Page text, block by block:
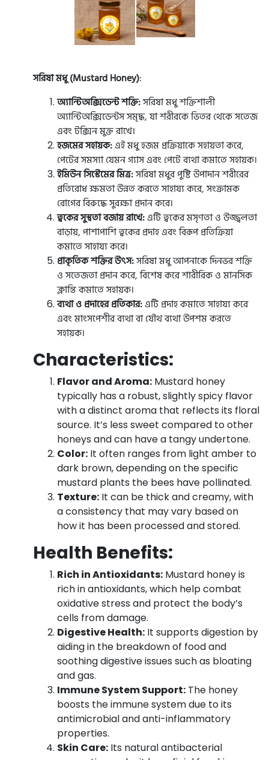
সরিষা মধু (Mustard Honey):
অ্যান্টিঅক্সিডেন্ট শক্তি:সরিষা মধু শক্তিশালী
অ্যান্টিঅক্সিডেন্টস সমৃদ্ধ, যা শরীরকে ভিতর থেকে সতেজ
এবং টক্সিন মুক্ত রাখে।
হজমের সহায়ক:এই মধু হজম প্রক্রিয়াকে সহায়তা করে,
পেটের সমস্যা যেমন গ্যাস এবং পেটে ব্যথা কমাতে সহায়ক।
ইমিউন সিস্টেমের মিত্র:সরিষা মধুর পুষ্টি উপাদান শরীরের
প্রতিরোধ ক্ষমতা উন্নত করতে সাহায্য করে, সংক্রামক
রোগের বিরুদ্ধে সুরক্ষা প্রদান করে।
ত্বকের সুস্থতা বজায় রাখে:এটি ত্বকের মসৃণতা ও উজ্জ্বলতা
বাড়ায়, পাশাপাশি ত্বকের প্রদাহ এবং বিরূপ প্রতিক্রিয়া
কমাতে সাহায্য করে।
প্রাকৃতিক শক্তির উৎস:সরিষা মধু আপনাকে দিনভর শক্তি
ও সতেজতা প্রদান করে, বিশেষ করে শারীরিক ও মানসিক
ক্লান্তি কমাতে সহায়ক।
ব্যথা ও প্রদাহের প্রতিকার:এটি প্রদাহ কমাতে সাহায্য করে
এবং মাংসপেশীর ব্যথা বা যৌথ ব্যথা উপশম করতে
সহায়ক।
Characteristics:
Flavor and Aroma: Mustard honey
typically has a robust, slightly spicy flavor
with a distinct aroma that reflects its floral
source. It’s less sweet compared to other
honeys and can have a tangy undertone.
Color: It often ranges from light amber to
dark brown, depending on the specific
mustard plants the bees have pollinated.
Texture: It can be thick and creamy, with
a consistency that may vary based on
how it has been processed and stored.
Health Benefits:
Rich in Antioxidants: Mustard honey is
rich in antioxidants, which help combat
oxidative stress and protect the body’s
cells from damage.
Digestive Health: It supports digestion by
aiding in the breakdown of food and
soothing digestive issues such as bloating
and gas.
Immune System Support: The honey
boosts the immune system due to its
antimicrobial and anti-inflammatory
properties.
Skin Care: Its natural antibacterial